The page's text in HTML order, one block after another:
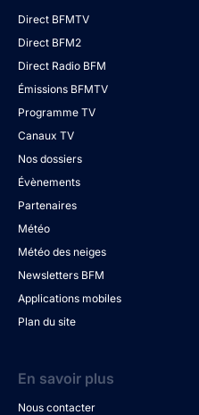
Direct BFMTV
Direct BFM2
Direct Radio BFM
Émissions BFMTV
Programme TV
Canaux TV
Nos dossiers
Évènements
Partenaires
Météo
Météo des neiges
Newsletters BFM
Applications mobiles
Plan du site
En savoir plus
Nous contacter